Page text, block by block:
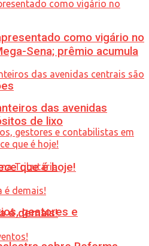
Sena; prêmio acumula
gestores e
como vigário no
das avenidas
de lixo
que é hoje!
é demais!